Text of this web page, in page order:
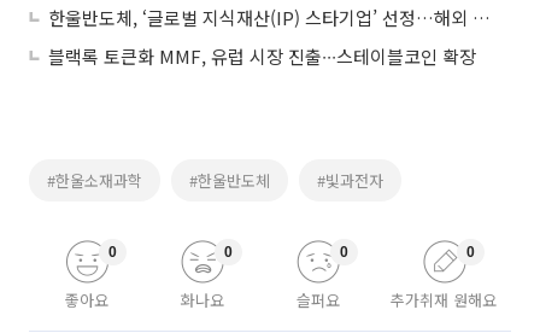
한울반도체, ‘글로벌 지식재산(IP) 스타기업’ 선정…해외 특허 확대 추진
블랙록 토큰화 MMF, 유럽 시장 진출∙∙∙스테이블코인 확장
#한울소재과학 #한울반도체 #빛과전자
좋아요
0
화나요
0
슬퍼요
0
추가취재 원해요
0